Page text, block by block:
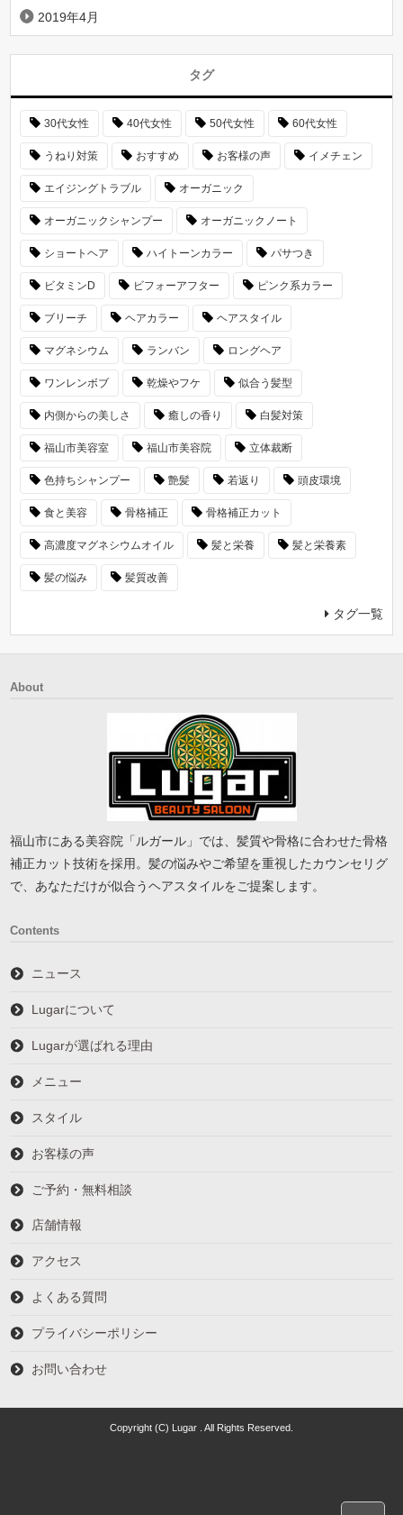
2019年4月
タグ
30代女性 40代女性 50代女性 60代女性
うねり対策 おすすめ お客様の声 イメチェン
エイジングトラブル オーガニック
オーガニックシャンプー オーガニックノート
ショートヘア ハイトーンカラー パサつき
ビタミンD ビフォーアフター ピンク系カラー
ブリーチ ヘアカラー ヘアスタイル
マグネシウム ランバン ロングヘア
ワンレンボブ 乾燥やフケ 似合う髪型
内側からの美しさ 癒しの香り 白髪対策
福山市美容室 福山市美容院 立体裁断
色持ちシャンプー 艶髪 若返り 頭皮環境
食と美容 骨格補正 骨格補正カット
高濃度マグネシウムオイル 髪と栄養 髪と栄養素
髪の悩み 髪質改善
タグ一覧
About
福山市にある美容院「ルガール」では、髪質や骨格に合わせた骨格
補正カット技術を採用。髪の悩みやご希望を重視したカウンセリグ
で、あなただけが似合うヘアスタイルをご提案します。
Contents
ニュース
Lugarについて
Lugarが選ばれる理由
メニュー
スタイル
お客様の声
ご予約・無料相談
店舗情報
アクセス
よくある質問
プライバシーポリシー
お問い合わせ
Copyright (C) Lugar . All Rights Reserved.